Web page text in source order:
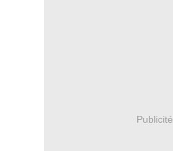
Publicité